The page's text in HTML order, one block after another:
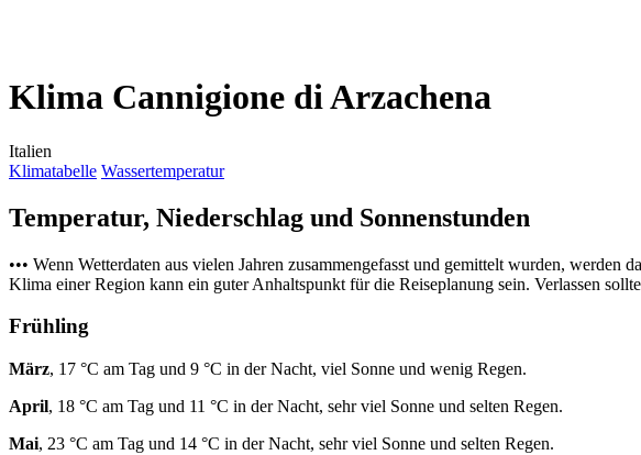
Klima Cannigione di Arzachena
Italien
Klimatabelle Wassertemperatur
Temperatur, Niederschlag und Sonnenstunden
••• Wenn Wetterdaten aus vielen Jahren zusammengefasst und gemittelt wurden, werden
Klima einer Region kann ein guter Anhaltspunkt für die Reiseplanung sein. Verlassen
Frühling
März, 17 °C am Tag und 9 °C in der Nacht, viel Sonne und wenig Regen.
April, 18 °C am Tag und 11 °C in der Nacht, sehr viel Sonne und selten Regen.
Mai, 23 °C am Tag und 14 °C in der Nacht, sehr viel Sonne und selten Regen.